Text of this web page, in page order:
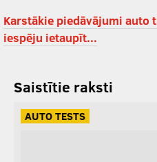
Karstākie piedāvājumi auto
iespēju ietaupīt...
Saistītie raksti
AUTO TESTS